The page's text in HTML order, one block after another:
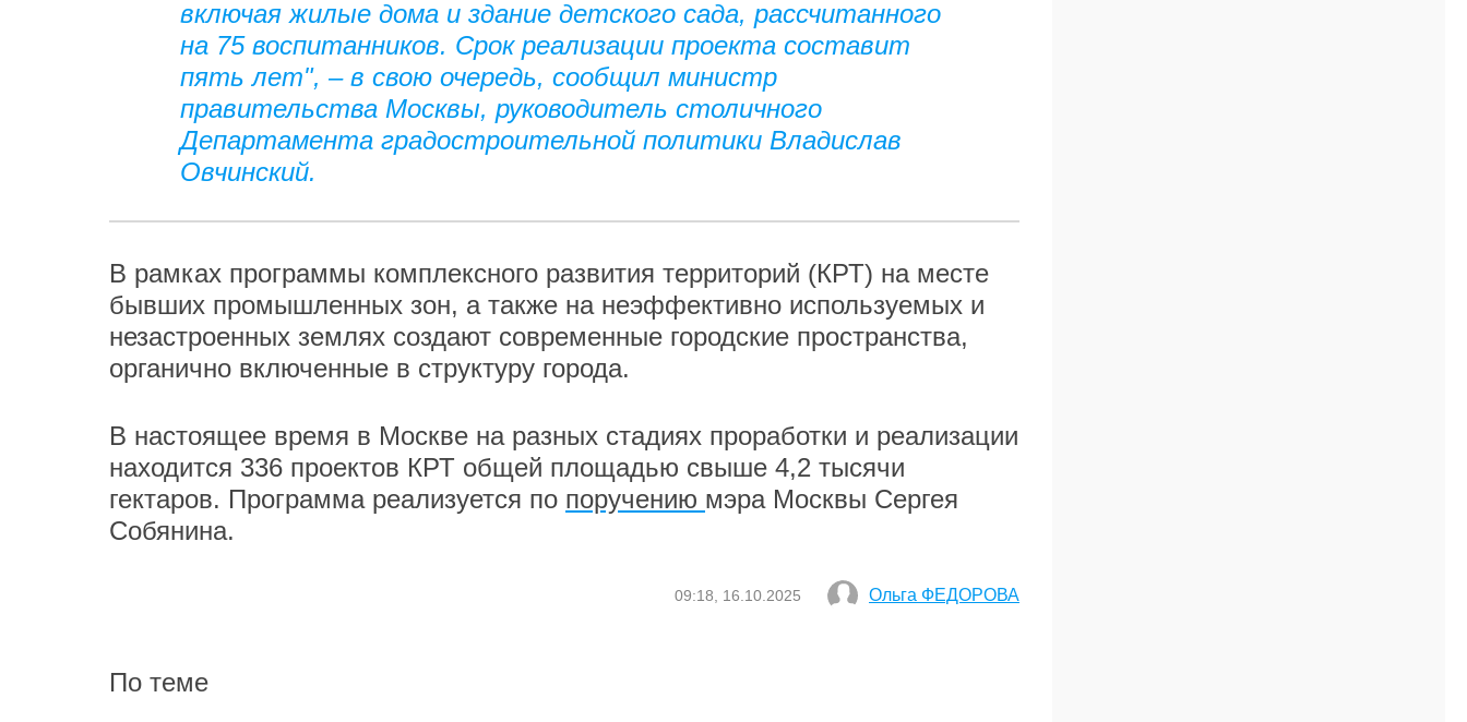
включая жилые дома и здание детского сада, рассчитанного
на 75 воспитанников. Срок реализации проекта составит
пять лет", – в свою очередь, сообщил министр
правительства Москвы, руководитель столичного
Департамента градостроительной политики Владислав
Овчинский.
В рамках программы комплексного развития территорий (КРТ) на месте
бывших промышленных зон, а также на неэффективно используемых и
незастроенных землях создают современные городские пространства,
органично включенные в структуру города.
В настоящее время в Москве на разных стадиях проработки и реализации
находится 336 проектов КРТ общей площадью свыше 4,2 тысячи
гектаров. Программа реализуется по поручению мэра Москвы Сергея
Собянина.
09:18, 16.10.2025 Ольга ФЕДОРОВА
По теме